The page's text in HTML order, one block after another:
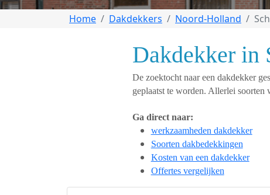
Home Dakdekkers Noord-Holland
Dakdekker in
De zoektocht naar een dakdekker
geplaatst te worden. Allerlei soorten
Ga direct naar:
werkzaamheden dakdekker
Soorten dakbedekkingen
Kosten van een dakdekker
Offertes vergelijken